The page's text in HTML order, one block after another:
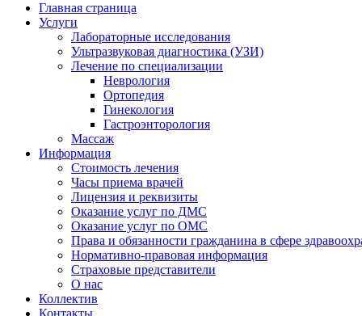
Главная страница
Услуги
Лабораторные исследования
Ультразвуковая диагностика (УЗИ)
Лечение по специализации
Неврология
Ортопедия
Гинекология
Гастроэнторология
Массаж
Информация
Стоимость лечения
Часы приема врачей
Лицензия и реквизиты
Оказание услуг по ДМС
Оказание услуг по ОМС
Права и обязанности гражданина в сфере
Нормативно-правовая информация
Страховые представители
О нас
Коллектив
Контакты